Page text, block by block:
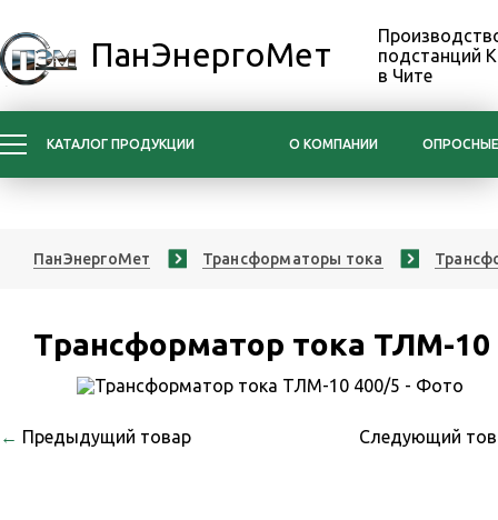
ПанЭнергоМет
подстанций
в Чите
КАТАЛОГ ПРОДУКЦИИ О КОМПАНИИ
ПанЭнергоМет Трансформаторы тока
Трансформатор тока ТЛМ-10
← Предыдущий товар Следующий